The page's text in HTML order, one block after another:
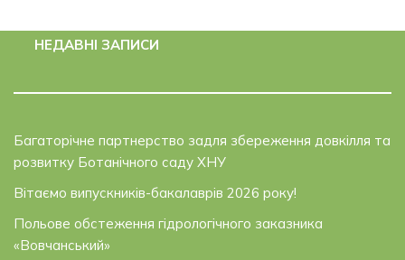
НЕДАВНІ ЗАПИСИ
Багаторічне партнерство задля збереження довкілля та
розвитку Ботанічного саду ХНУ
Вітаємо випускників-бакалаврів 2026 року!
Польове обстеження гідрологічного заказника
«Вовчанський»